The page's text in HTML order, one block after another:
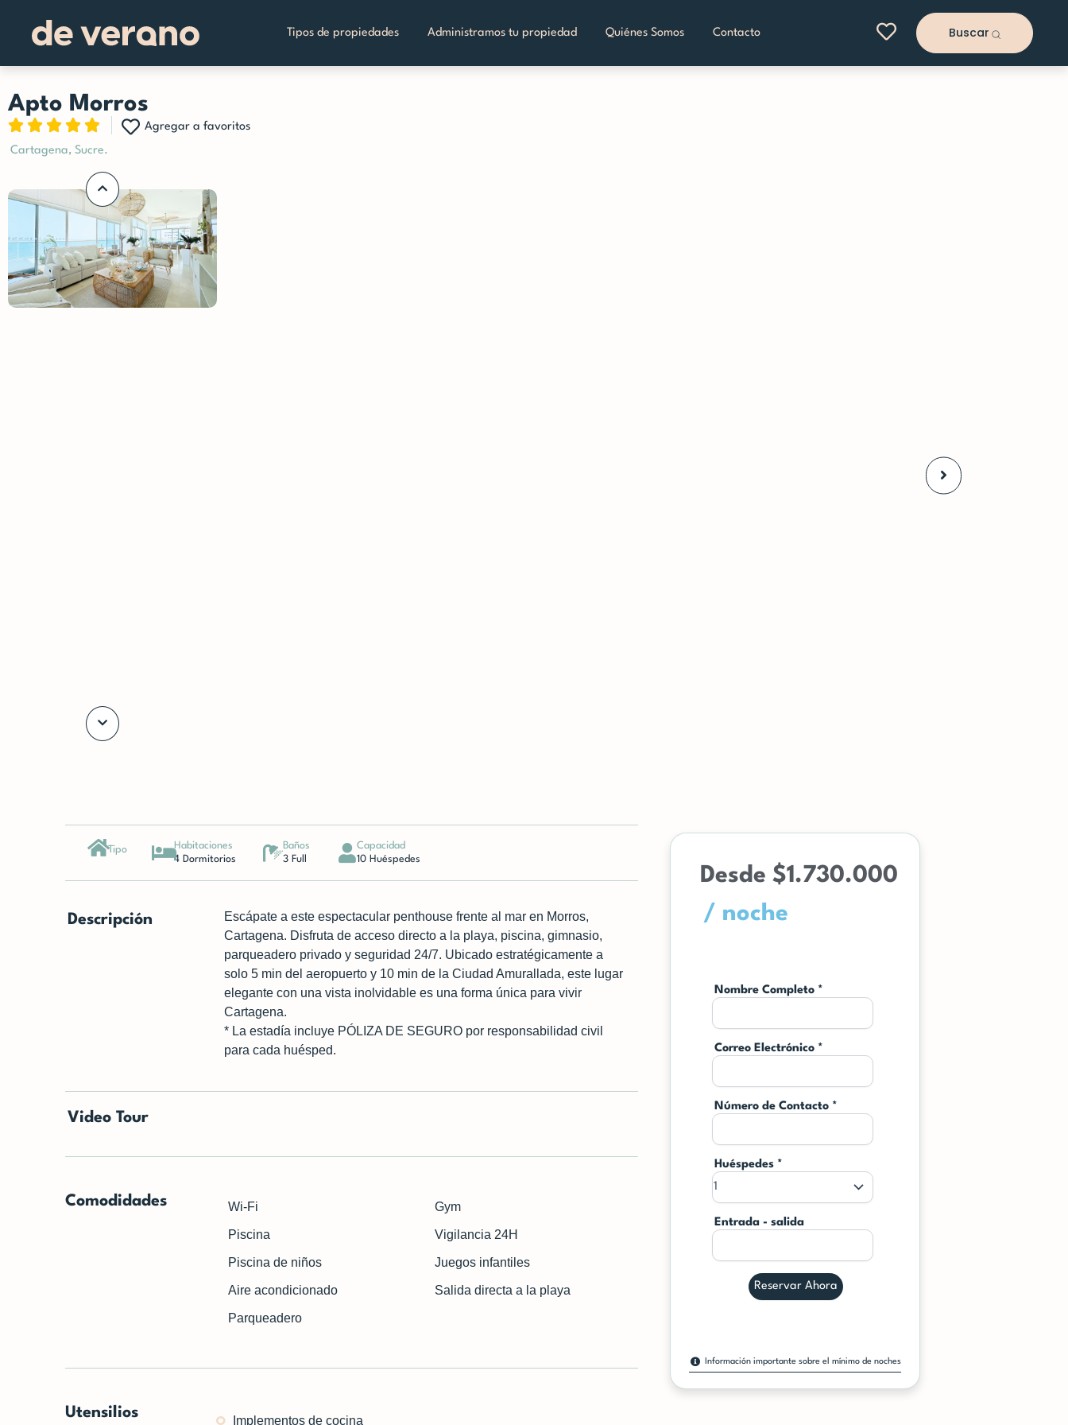
Tipos de propiedades Administramos tu propiedad Quiénes Somos Contacto Buscar
Apto Morros
    Rated
of
Agregar a favoritos
Cartagena, Sucre.
Tipo
Habitaciones
4 Dormitorios
Baños
3 Full
Capacidad
10 Huéspedes
Descripción
Escápate a este espectacular penthouse frente al mar en Morros,
Cartagena. Disfruta de acceso directo a la playa, piscina, gimnasio,
parqueadero privado y seguridad 24/7. Ubicado estratégicamente a
solo 5 min del aeropuerto y 10 min de la Ciudad Amurallada, este lugar
elegante con una vista inolvidable es una forma única para vivir
Cartagena.
* La estadía incluye PÓLIZA DE SEGURO por responsabilidad civil
para cada huésped.
Video Tour
Comodidades Wi-Fi Gym
Piscina Vigilancia 24H
Piscina de niños Juegos infantiles
Aire acondicionado Salida directa a la playa
Parqueadero
Utensilios Implementos de cocina
Desde $1.730.000
/ noche
Nombre Completo *
Correo Electrónico *
Número de Contacto *
Huéspedes *
Entrada - salida
Reservar Ahora
Información importante sobre el mínimo de noches